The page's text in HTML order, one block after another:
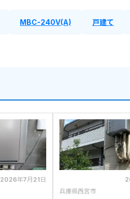
MBC-240V(A) 戸建て
2026年7月21日
兵庫県西宮市